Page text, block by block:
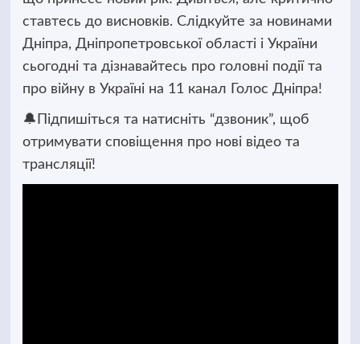
ставтесь до висновків. Слідкуйте за новинами
Дніпра, Дніпропетровської області і України
сьогодні та дізнавайтесь про головні події та
про війну в Україні на 11 канал Голос Дніпра!
🔔Підпишіться та натисніть “дзвоник”, щоб
отримувати сповіщення про нові відео та
трансляції!